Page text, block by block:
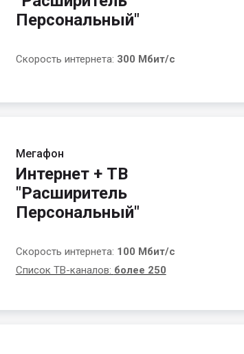
Персональный"
Скорость интернета: 300 Мбит/с
Мегафон
Интернет + ТВ
"Расширитель
Персональный"
Скорость интернета: 100 Мбит/с
Список ТВ-каналов: более 250